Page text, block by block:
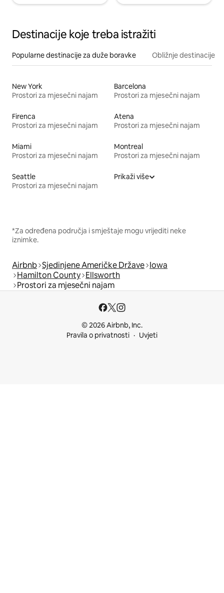
Destinacije koje treba istražiti
Popularne destinacije za duže boravke Obližnje destinacije
New York
Prostori za mjesečni najam
Barcelona
Prostori za mjesečni najam
Firenca
Prostori za mjesečni najam
Atena
Prostori za mjesečni najam
Miami
Prostori za mjesečni najam
Montreal
Prostori za mjesečni najam
Seattle
Prostori za mjesečni najam
Prikaži više
*Za određena područja i smještaje mogu vrijediti neke
iznimke.
Airbnb Sjedinjene Američke Države Iowa
Hamilton County Ellsworth
Prostori za mjesečni najam
© 2026 Airbnb, Inc.
Pravila o privatnosti
Uvjeti